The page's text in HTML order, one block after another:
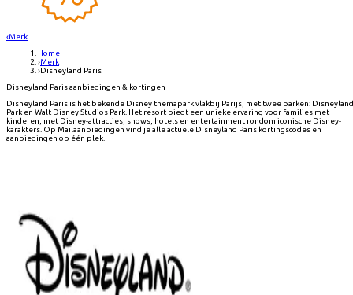
‹Merk
Home
›Merk
›Disneyland Paris
Disneyland Paris aanbiedingen & kortingen
Disneyland Paris is het bekende Disney themapark vlakbij Parijs, met twee parken: Disneyland
Park en Walt Disney Studios Park. Het resort biedt een unieke ervaring voor families met
kinderen, met Disney-attracties, shows, hotels en entertainment rondom iconische Disney-
karakters. Op Mailaanbiedingen vind je alle actuele Disneyland Paris kortingscodes en
aanbiedingen op één plek.